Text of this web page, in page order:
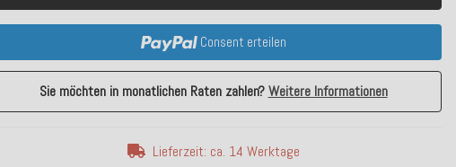
Consent erteilen
Sie möchten in monatlichen Raten zahlen?Weitere Informationen
Lieferzeit: ca. 14 Werktage